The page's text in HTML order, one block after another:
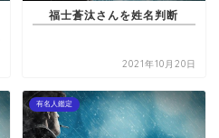
福士蒼汰さんを姓名判断
2021年10月20日
有名人鑑定